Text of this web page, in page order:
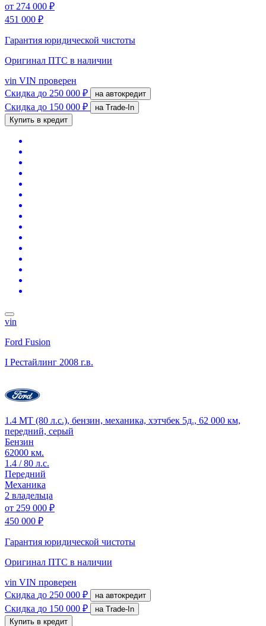
от 274 000 ₽
451 000 ₽
Гарантия юридической чистоты
Оригинал ПТС в наличии
vin VIN проверен
Скидка до 250 000 ₽ на автокредит
Скидка до 150 000 ₽
на Trade-In
Купить в кредит
vin
Ford Fusion
I Рестайлинг 2008 г.в.
1.4 MT (80 л.с.), бензин, механика, хэтчбек 5д., 62 000 км,
передний, серый
Бензин
62000 км.
1.4 / 80 л.с.
Передний
Механика
2 владельца
от 259 000 ₽
450 000 ₽
Гарантия юридической чистоты
Оригинал ПТС в наличии
vin VIN проверен
Скидка до 250 000 ₽ на автокредит
Скидка до 150 000 ₽
на Trade-In
Купить в кредит